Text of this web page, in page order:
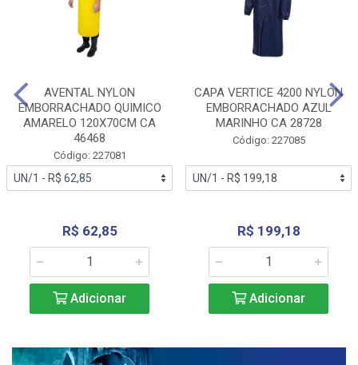
AVENTAL NYLON
EMBORRACHADO QUIMICO
AMARELO 120X70CM CA
46468
Código: 227081
R$ 62,85
Adicionar
CAPA VERTICE 4200 NYLON
EMBORRACHADO AZUL
MARINHO CA 28728
Código: 227085
R$ 199,18
Adicionar